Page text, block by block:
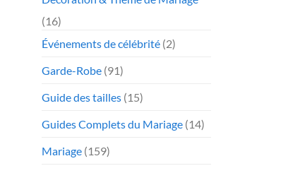
(16)
Événements de célébrité (2)
Garde-Robe (91)
Guide des tailles (15)
Guides Complets du Mariage (14)
Mariage (159)